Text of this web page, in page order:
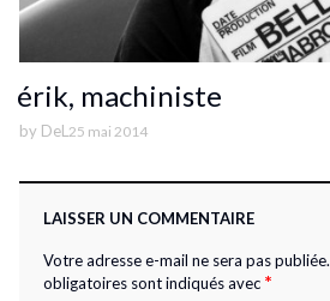
érik, machiniste
by DeL25 mai 2014
LAISSER UN COMMENTAIRE
Votre adresse e-mail ne sera pas publiée.
obligatoires sont indiqués avec *